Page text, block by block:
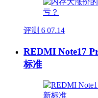
评测 6 07.14
REDMI Note17
标准